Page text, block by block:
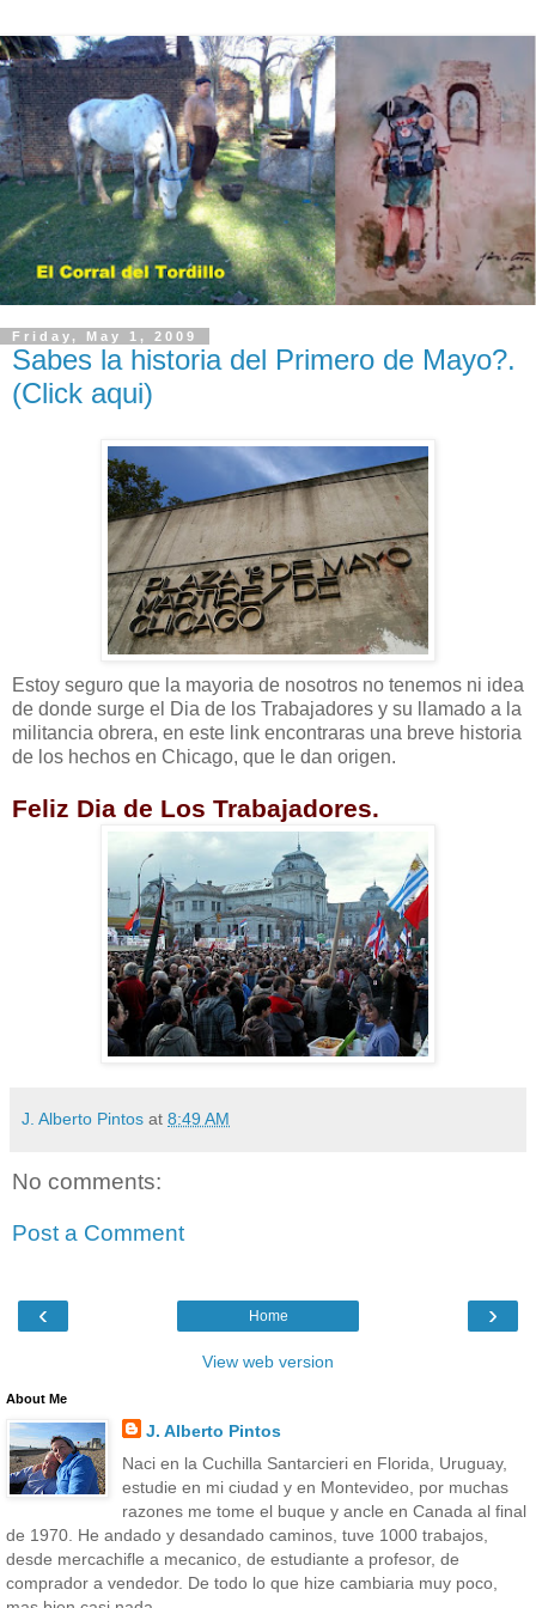
Friday, May 1, 2009
Sabes la historia del Primero de Mayo?.
(Click aqui)
Estoy seguro que la mayoria de nosotros no tenemos ni idea
de donde surge el Dia de los Trabajadores y su llamado a la
militancia obrera, en este link encontraras una breve historia
de los hechos en Chicago, que le dan origen.
Feliz Dia de Los Trabajadores.
J. Alberto Pintos at 8:49 AM
No comments:
Post a Comment
‹ ›
Home
View web version
About Me
J. Alberto Pintos
Naci en la Cuchilla Santarcieri en Florida, Uruguay,
estudie en mi ciudad y en Montevideo, por muchas
razones me tome el buque y ancle en Canada al final
de 1970. He andado y desandado caminos, tuve 1000 trabajos,
desde mercachifle a mecanico, de estudiante a profesor, de
comprador a vendedor. De todo lo que hize cambiaria muy poco,